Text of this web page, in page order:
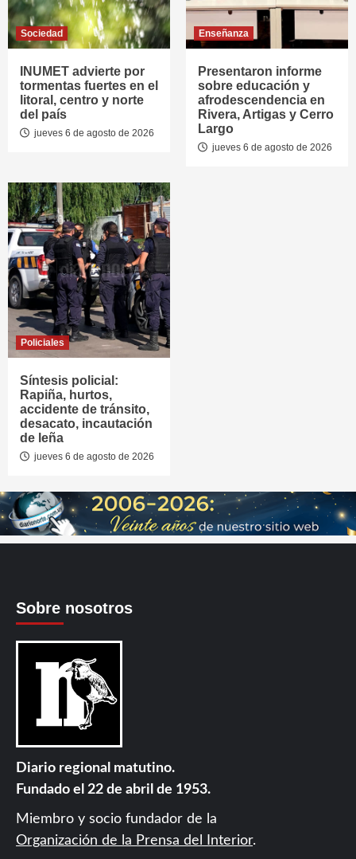
Sociedad
INUMET advierte por
tormentas fuertes en el
litoral, centro y norte
del país
jueves 6 de agosto de 2026
Enseñanza
Presentaron informe
sobre educación y
afrodescendencia en
Rivera, Artigas y Cerro
Largo
jueves 6 de agosto de 2026
Policiales
Síntesis policial:
Rapiña, hurtos,
accidente de tránsito,
desacato, incautación
de leña
jueves 6 de agosto de 2026
Sobre nosotros
Diario regional matutino.
Fundado el 22 de abril de 1953.
Miembro y socio fundador de la
Organización de la Prensa del Interior.